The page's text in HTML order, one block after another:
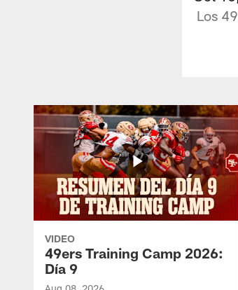
Los
VIDEO
49ers Training Camp 2026:
Día 9